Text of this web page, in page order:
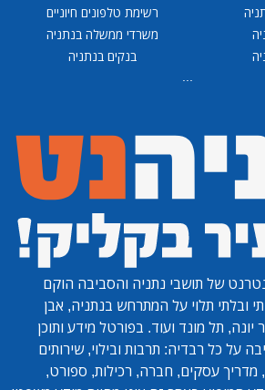
רשימת טלפונים חיוניים
משרדי ממשלה בנתניה
בנקים בנתניה
של תושבי נתניה והסביבה הוקם
ובלתי תלוי על המתרחש בנתניה, אבן
תל מונד ועוד. בפורטל מידע ותוכן
על כל רבדיה: תרבות ובילוי, שירותים
מדריך עסקים, חברה, רכילות, ספורט,